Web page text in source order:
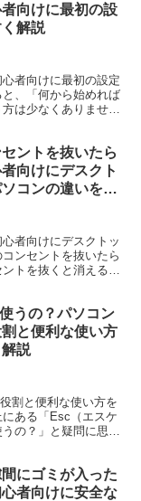
向けに最初の設
解説
者向けに最初の設定
、「何から始めれば
は少なくありませ
ントを抜いたら
向けにデスクト
コンの違いを解
者向けにデスクトッ
ンセントを抜いたら
トを抜くと消える
うの？パソコン
と便利な使い方
説
割と便利な使い方を
ある「Esc（エスケ
の？」と疑問に思っ
にゴミが入った
者向けに安全な